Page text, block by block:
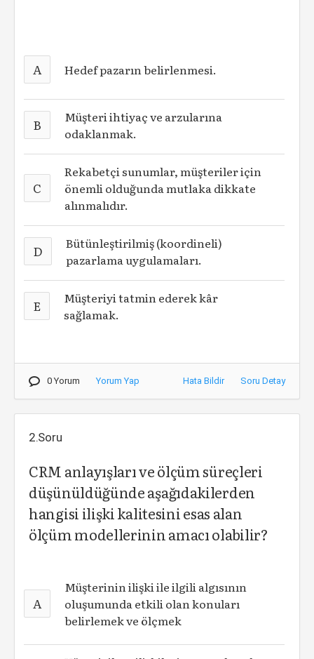
A Hedef pazarın belirlenmesi.
B
Müşteri ihtiyaç ve arzularına
odaklanmak.
C
Rekabetçi sunumlar, müşteriler için
önemli olduğunda mutlaka dikkate
alınmalıdır.
D
Bütünleştirilmiş (koordineli)
pazarlama uygulamaları.
E
Müşteriyi tatmin ederek kâr
sağlamak.
0 Yorum Yorum Yap Hata Bildir Soru Detay
2.Soru
CRM anlayışları ve ölçüm süreçleri
düşünüldüğünde aşağıdakilerden
hangisi ilişki kalitesini esas alan
ölçüm modellerinin amacı olabilir?
A
Müşterinin ilişki ile ilgili algısının
oluşumunda etkili olan konuları
belirlemek ve ölçmek